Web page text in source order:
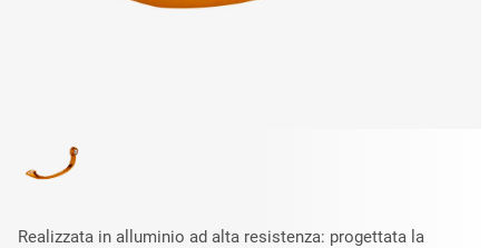
Realizzata in alluminio ad alta resistenza: progettata la